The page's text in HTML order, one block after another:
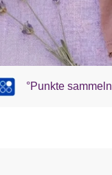
°Punkte sammeln